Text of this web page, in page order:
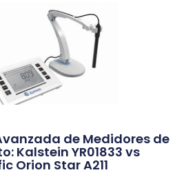
de Medidores de
Kalstein YR01833 vs
Orion Star A211